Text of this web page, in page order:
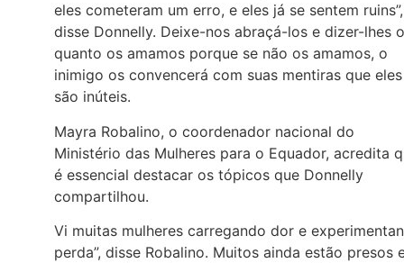
eles cometeram um erro, e eles já se sentem ruins”,
disse Donnelly. Deixe-nos abraçá-los e dizer-lhes o
quanto os amamos porque se não os amamos, o
inimigo os convencerá com suas mentiras que eles
são inúteis.
Mayra Robalino, o coordenador nacional do
Ministério das Mulheres para o Equador, acredita
é essencial destacar os tópicos que Donnelly
compartilhou.
Vi muitas mulheres carregando dor e
perda”, disse Robalino. Muitos ainda estão presos